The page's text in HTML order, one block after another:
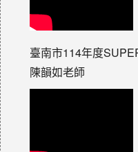
臺南市114年度
陳韻如老師